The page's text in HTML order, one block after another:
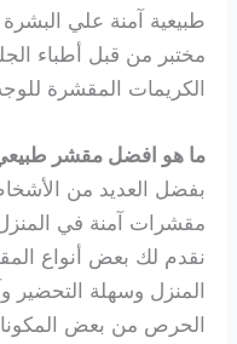
طبيعية آمنة علي
مختبر من قبل أطباء
الكريمات المقشرة
ما هو افضل مقشر
بفضل العديد من
مقشرات آمنة في
نقدم لك بعض أنواع
المنزل وسهلة
الحرص من بعض